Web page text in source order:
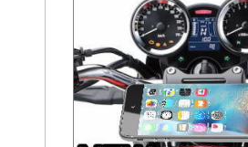
＊ ＊